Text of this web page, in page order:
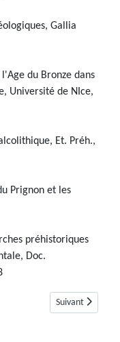
Gallia
du Bronze dans
Université de NIce,
Et. Préh.,
Prignon et les
préhistoriques
Doc.
Tholos de Sargier ou
Article suivant :
Suivant